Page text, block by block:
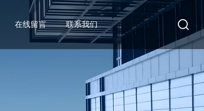
在线留言 联系我们